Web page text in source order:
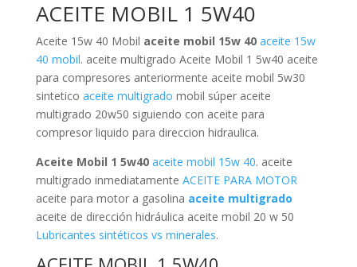
ACEITE MOBIL 1 5W40
Aceite 15w 40 Mobil aceite mobil 15w 40 aceite 15w
40 mobil. aceite multigrado Aceite Mobil 1 5w40 aceite
para compresores anteriormente aceite mobil 5w30
sintetico aceite multigrado mobil súper aceite
multigrado 20w50 siguiendo con aceite para
compresor liquido para direccion hidraulica.
Aceite Mobil 1 5w40 aceite mobil 15w 40. aceite
multigrado inmediatamente ACEITE PARA MOTOR
aceite para motor a gasolina aceite multigrado
aceite de dirección hidráulica aceite mobil 20 w 50
Lubricantes sintéticos vs minerales.